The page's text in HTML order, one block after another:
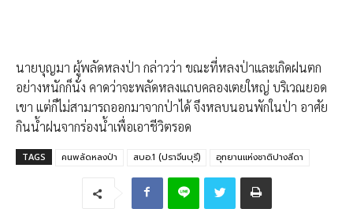
นายบุญมา ผู้พลัดหลงป่า กล่าวว่า ขณะที่หลงป่าและเกิดฝนตก
อย่างหนักก็นั่ง คาดว่าจะพลัดหลงแถบคลองเตยใหญ่ บริเวณยอด
เขา แต่ก็ไม่สามารถออกมาจากป่าได้ จึงหลบนอนพักในป่า อาศัย
กินน้ำฝนจากร่องน้ำเพื่อเอาชีวิตรอด
TAGS คนพลัดหลงป่า สบอ.1 (ปราจีนบุรี) อุทยานแห่งชาติปางสีดา